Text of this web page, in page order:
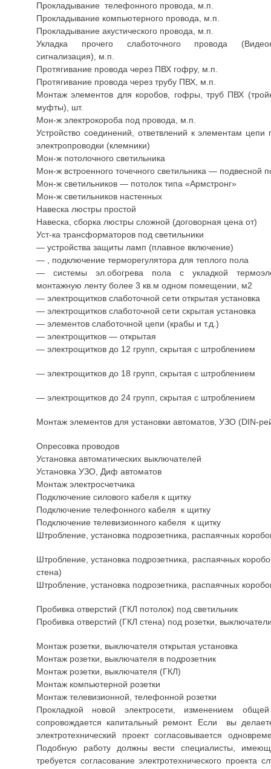
Прокладывание телефонного провода, м.п.
Прокладывание компьютерного провода, м.п.
Прокладывание акустического провода, м.п.
Укладка прочего слаботочного провода
сигнализация), м.п.
Протягивание провода через ПВХ гофру, м.п.
Протягивание провода через трубу ПВХ, м.п.
Монтаж элементов для коробов, гофры, труб ПВХ
муфты), шт.
Мон-ж электрокороба под провода, м.п.
Устройство соединений, ответвлений к элементам цепи
электропроводки (клемники)
Мон-ж потолочного светильника
Мон-ж встроенного точечного светильника — подвесной
Мон-ж светильников — потолок типа «Армстронг»
Мон-ж светильников настенных
Навеска люстры простой
Навеска, сборка люстры сложной (договорная цена от)
Уст-ка трансформаторов под светильники
— устройства защиты ламп (плавное включение)
— , подключение терморегулятора для теплого пола
— системы эл.обогрева пола с укладкой
монтажную ленту более 3 кв.м одном помещении, м2
— электрощитков слаботочной сети открытая установка
— электрощитков слаботочной сети скрытая установка
— элементов слаботочной цепи (крабы и т.д.)
— электрощитков — открытая
— электрощитков до 12 групп, скрытая с штроблением
— электрощитков до 18 групп, скрытая с штроблением
— электрощитков до 24 групп, скрытая с штроблением
Монтаж элементов для установки автоматов, УЗО (DIN-
Опресовка проводов
Установка автоматических выключателей
Установка УЗО, Диф автоматов
Монтаж электросчетчика
Подключение силового кабеля к щитку
Подключение телефонного кабеля к щитку
Подключение телевизионного кабеля к щитку
Штробление, установка подрозетника, распаячных
Штробление, установка подрозетника, распаячных
стена)
Штробление, установка подрозетника, распаячных
Пробивка отверстий (ГКЛ потолок) под светильник
Пробивка отверстий (ГКЛ стена) под розетки,
Монтаж розетки, выключателя открытая установка
Монтаж розетки, выключателя в подрозетник
Монтаж розетки, выключателя (ГКЛ)
Монтаж компьютерной розетки
Монтаж телевизионной, телефонной розетки
Прокладкой новой электросети, изменением
сопровождается капитальный ремонт. Если вы
электротехнический проект согласовывается
Подобную работу должны вести специалисты,
требуется согласование электротехнического проекта